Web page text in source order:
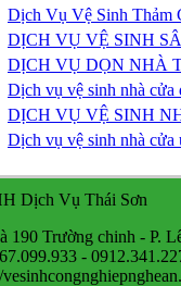
Dịch Vụ Vệ Sinh Thảm
DỊCH VỤ VỆ SINH
DỊCH VỤ DỌN NHÀ
Dịch vụ vệ sinh nhà
DỊCH VỤ VỆ SINH
Dịch vụ vệ sinh nhà
Dịch Vụ Thái Sơn
190 Trường chinh - P.
-